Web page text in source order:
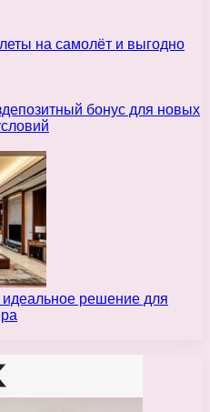
на самолёт и выгодно
бонус для новых
решение для